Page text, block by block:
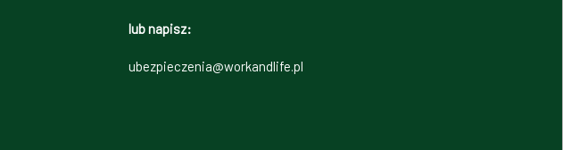
lub napisz:
ubezpieczenia@workandlife.pl